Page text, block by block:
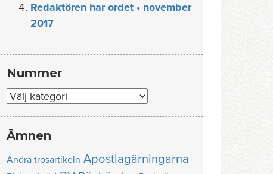
Redaktören har ordet • november
2017
Nummer
Nummer
Ämnen
Andra trosartikeln Apostlagärningarna